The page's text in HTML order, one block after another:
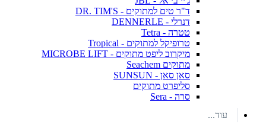
ד"ר טים למתוקים - DR. TIM'S
דנרלי - DENNERLE
טטרה - Tetra
טרופיקל למתוקים - Tropical
מיקרוב ליפט מתוקים - MICROBE LIFT
מתוקים Seachem
סאן סאן - SUNSUN
סליפרט מתוקים
סרה - Sera
עוד...